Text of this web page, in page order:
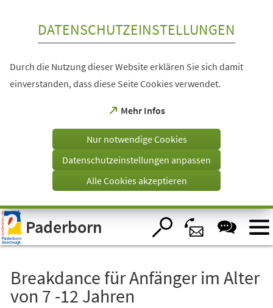
Visuelle
Assistenzsoftware
öffnen.
DATENSCHUTZEINSTELLUNGEN
Durch die Nutzung dieser Website erklären Sie sich damit
einverstanden, dass diese Seite Cookies verwendet.
Mehr Infos
(Öffnet
einem
Tab)
Nur notwendige Cookies
Datenschutzeinstellungen anpassen
Alle Cookies akzeptieren
Paderborn
Breakdance für Anfänger im Alter
von 7 -12 Jahren